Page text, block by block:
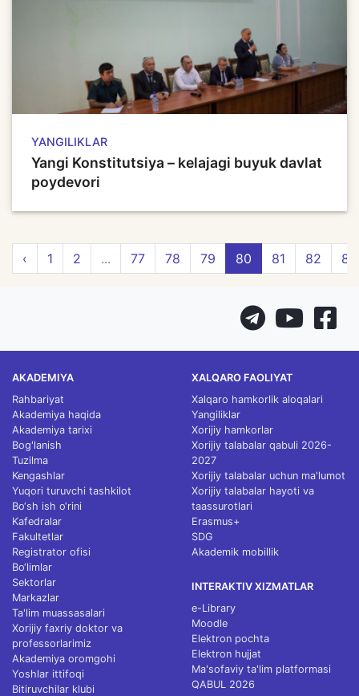
YANGILIKLAR
Yangi Konstitutsiya – kelajagi buyuk davlat
poydevori
‹ 1 2 ... 77 78 79 80 81 82 83
AKADEMIYA
Rahbariyat
Akademiya haqida
Akademiya tarixi
Bog'lanish
Tuzilma
Kengashlar
Yuqori turuvchi tashkilot
Bo‘sh ish o‘rini
Kafedralar
Fakultetlar
Registrator ofisi
Bo‘limlar
Sektorlar
Markazlar
Ta'lim muassasalari
Xorijiy faxriy doktor va
professorlarimiz
Akademiya oromgohi
Yoshlar ittifoqi
Bitiruvchilar klubi
XALQARO FAOLIYAT
Xalqaro hamkorlik aloqalari
Yangiliklar
Xorijiy hamkorlar
Xorijiy talabalar qabuli 2026-
2027
Xorijiy talabalar uchun ma'lumot
Xorijiy talabalar hayoti va
taassurotlari
Erasmus+
SDG
Akademik mobillik
INTERAKTIV XIZMATLAR
e-Library
Moodle
Elektron pochta
Elektron hujjat
Ma'sofaviy ta'lim platformasi
QABUL 2026